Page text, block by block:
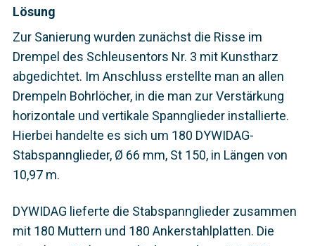
Lösung
Zur Sanierung wurden zunächst die Risse im
Drempel des Schleusentors Nr. 3 mit Kunstharz
abgedichtet. Im Anschluss erstellte man an allen
Drempeln Bohrlöcher, in die man zur Verstärkung
horizontale und vertikale Spannglieder installierte.
Hierbei handelte es sich um 180 DYWIDAG-
Stabspannglieder, Ø 66 mm, St 150, in Längen von
10,97 m.
DYWIDAG lieferte die Stabspannglieder zusammen
mit 180 Muttern und 180 Ankerstahlplatten. Die